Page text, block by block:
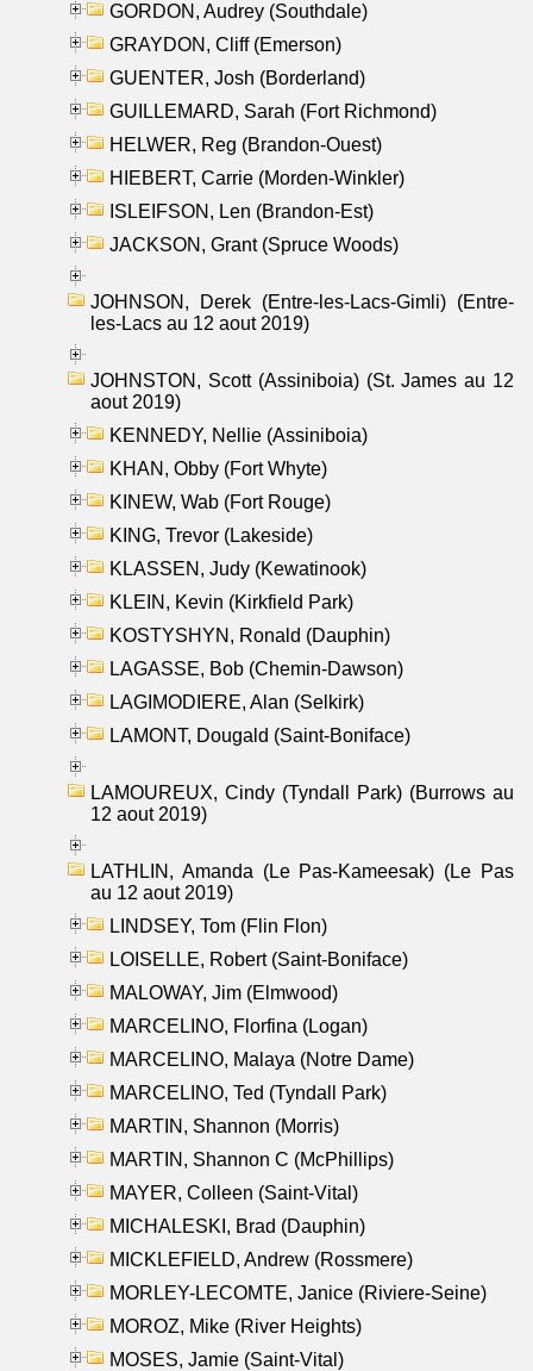
GORDON, Audrey (Southdale)
GRAYDON, Cliff (Emerson)
GUENTER, Josh (Borderland)
GUILLEMARD, Sarah (Fort Richmond)
HELWER, Reg (Brandon-Ouest)
HIEBERT, Carrie (Morden-Winkler)
ISLEIFSON, Len (Brandon-Est)
JACKSON, Grant (Spruce Woods)
JOHNSON, Derek (Entre-les-Lacs-Gimli) (Entre-
les-Lacs au 12 aout 2019)
JOHNSTON, Scott (Assiniboia) (St. James au 12
aout 2019)
KENNEDY, Nellie (Assiniboia)
KHAN, Obby (Fort Whyte)
KINEW, Wab (Fort Rouge)
KING, Trevor (Lakeside)
KLASSEN, Judy (Kewatinook)
KLEIN, Kevin (Kirkfield Park)
KOSTYSHYN, Ronald (Dauphin)
LAGASSE, Bob (Chemin-Dawson)
LAGIMODIERE, Alan (Selkirk)
LAMONT, Dougald (Saint-Boniface)
LAMOUREUX, Cindy (Tyndall Park) (Burrows au
12 aout 2019)
LATHLIN, Amanda (Le Pas-Kameesak) (Le Pas
au 12 aout 2019)
LINDSEY, Tom (Flin Flon)
LOISELLE, Robert (Saint-Boniface)
MALOWAY, Jim (Elmwood)
MARCELINO, Florfina (Logan)
MARCELINO, Malaya (Notre Dame)
MARCELINO, Ted (Tyndall Park)
MARTIN, Shannon (Morris)
MARTIN, Shannon C (McPhillips)
MAYER, Colleen (Saint-Vital)
MICHALESKI, Brad (Dauphin)
MICKLEFIELD, Andrew (Rossmere)
MORLEY-LECOMTE, Janice (Riviere-Seine)
MOROZ, Mike (River Heights)
MOSES, Jamie (Saint-Vital)